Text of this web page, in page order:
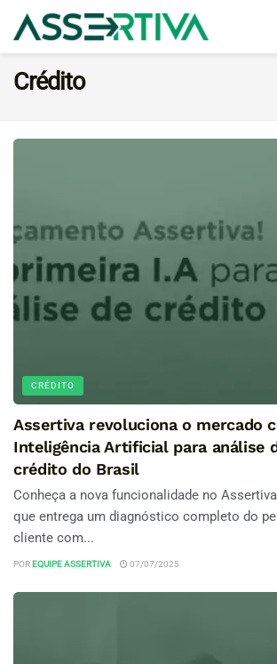
Crédito
CRÉDITO
Assertiva revoluciona o mercado
Inteligência Artificial para análise
crédito do Brasil
Conheça a nova funcionalidade no
que entrega um diagnóstico completo do
cliente com...
POR EQUIPE ASSERTIVA 07/07/2025